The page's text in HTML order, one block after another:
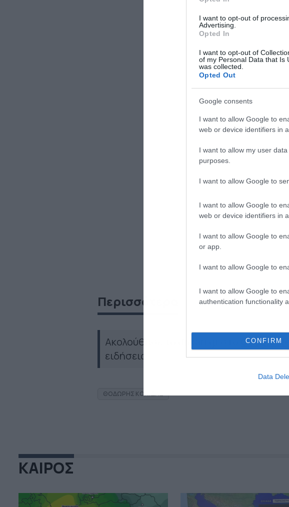
I want to opt-out of
Advertising.
Opted In
I want to opt-out of
of my Personal Data that Is
was collected.
Opted Out
Google consents
I want to allow Google to
web or device identifiers in
I want to allow my user
purposes.
I want to allow Google to
I want to allow Google to
web or device identifiers in
I want to allow Google to
or app.
I want to allow Google to
I want to allow Google to
authentication functionality
CONFIRM
Data
Περισσότερα
Ακολούθησε το dokari.gr στο Google
ειδήσεις
ΘΟΔΩΡΗΣ ΚΟΛΥΔΑΣ
ΚΑΙΡΟΣ